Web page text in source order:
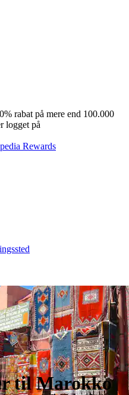
rabat på mere end 100.000
logget på
Rewards
til Marokko